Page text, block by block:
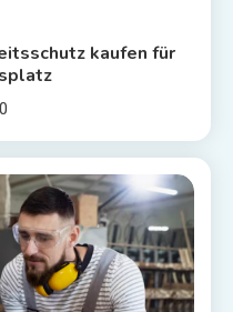
kaufen für
0